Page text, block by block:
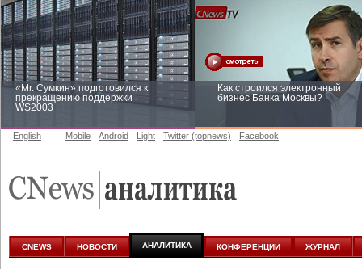
«Mr. Сумкин» подготовился к
прекращению поддержки
WS2003
Как строился электронный
бизнес Банка Москвы?
аналитике
English Mobile Android Light Twitter (topnews) Facebook
CNEWS НОВОСТИ АНАЛИТИКА КОНФЕРЕНЦИИ ЖУРНАЛ